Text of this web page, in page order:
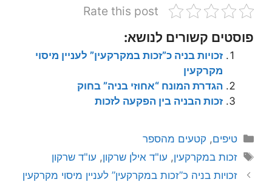
Rate this post
פוסטים קשורים לנושא:
זכויות בניה כ”זכות במקרקעין” לעניין מיסוי
מקרקעין
הגדרת המונח “אחוזי בניה” בחוק
זכות הבניה בין הפקעה לזכות
קטגוריות
טיפים, קטעים מהספר
תגיות
זכות במקרקעין, עו"ד אילן שרקון, עו"ד שרקון
זכויות בניה כ”זכות במקרקעין” לעניין מיסוי מקרקעין